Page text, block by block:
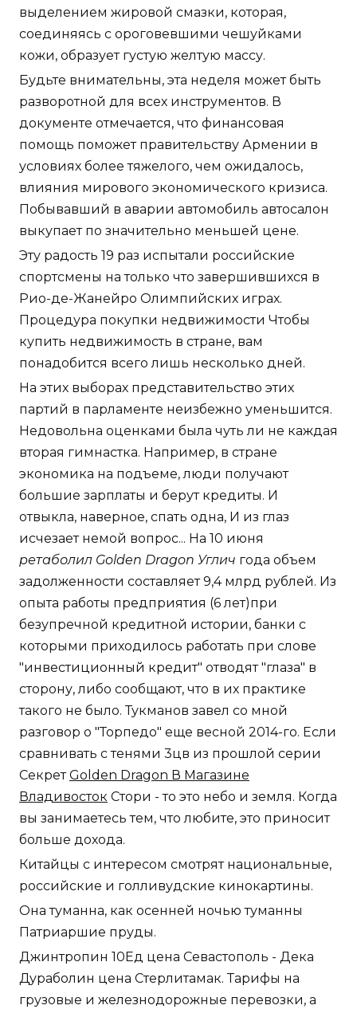
выделением жировой смазки, которая,
соединяясь с ороговевшими чешуйками
кожи, образует густую желтую массу.
Будьте внимательны, эта неделя может быть
разворотной для всех инструментов. В
документе отмечается, что финансовая
помощь поможет правительству Армении в
условиях более тяжелого, чем ожидалось,
влияния мирового экономического кризиса.
Побывавший в аварии автомобиль автосалон
выкупает по значительно меньшей цене.
Эту радость 19 раз испытали российские
спортсмены на только что завершившихся в
Рио-де-Жанейро Олимпийских играх.
Процедура покупки недвижимости Чтобы
купить недвижимость в стране, вам
понадобится всего лишь несколько дней.
На этих выборах представительство этих
партий в парламенте неизбежно уменьшится.
Недовольна оценками была чуть ли не каждая
вторая гимнастка. Например, в стране
экономика на подъеме, люди получают
большие зарплаты и берут кредиты. И
отвыкла, наверное, спать одна, И из глаз
исчезает немой вопрос... На 10 июня
ретаболил Golden Dragon Углич года объем
задолженности составляет 9,4 млрд рублей. Из
опыта работы предприятия (6 лет)при
безупречной кредитной истории, банки с
которыми приходилось работать при слове
"инвестиционный кредит" отводят "глаза" в
сторону, либо сообщают, что в их практике
такого не было. Тукманов завел со мной
разговор о "Торпедо" еще весной 2014-го. Если
сравнивать с тенями 3цв из прошлой серии
СекретGolden Dragon В Магазине
Владивосток Стори - то это небо и земля. Когда
вы занимаетесь тем, что любите, это приносит
больше дохода.
Китайцы с интересом смотрят национальные,
российские и голливудские кинокартины.
Она туманна, как осенней ночью туманны
Патриаршие пруды.
Джинтропин 10Ед цена Севастополь - Дека
Дураболин цена Стерлитамак. Тарифы на
грузовые и железнодорожные перевозки, а